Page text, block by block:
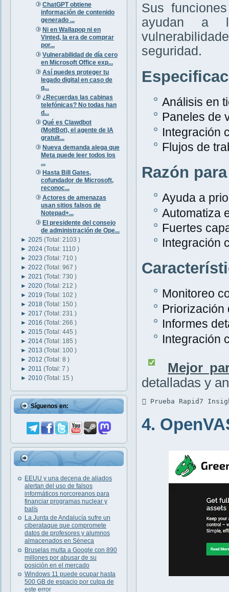
ChatGPT obtiene
información de contenido
generado ...
Ni en Wallapop ni en
Vinted, la era de comprar
por...
Vulnerabilidad de día cero
en Microsoft Office exp...
Así puedes proteger tu
legado digital en caso de
q...
¿Recuerdas las cabinas
telefónicas? No todas han
d...
Qué es Clawdbot
(MoltBot), el agente de IA
gratuit...
Nueva demanda alega que
Meta puede leer todos los
...
Hasta Bill Gates,
cofundador de Microsoft,
reconoc...
Actores de amenazas
usan sitios falsos de
Notepad+...
El presidente del consejo
de administración de Ope...
► 2025 (Total: 2103 )
► 2024 (Total: 1110 )
► 2023 (Total: 710 )
► 2022 (Total: 967 )
► 2021 (Total: 730 )
► 2020 (Total: 212 )
► 2019 (Total: 102 )
► 2018 (Total: 150 )
► 2017 (Total: 231 )
► 2016 (Total: 266 )
► 2015 (Total: 445 )
► 2014 (Total: 185 )
► 2013 (Total: 100 )
► 2012 (Total: 8 )
► 2011 (Total: 7 )
► 2010 (Total: 15 )
Síguenos en:
EEUU y una decena de aliados
alertan del uso de falsos
informáticos norcoreanos para
financiar programas nuclear y
balís
La Junta de Andalucía sufre un
ciberataque que compromete
datos de profesores y alumnos
almacenados en Séneca
Bruselas multa a Google con 890
millones por abusar de su
posición en el mercado
Windows 11 puede ocupar hasta
500 GB de espacio por culpa de
este error
Sus
ayudan a
seguridad.
Análisis en
Paneles de
Integración
Flujos de
Razón
Ayuda a
Automatiza
Fuertes
Integración
Monitoreo
Priorización
Informes
Integración
Mejor
detalladas y
 Prueba Rapid7
4.